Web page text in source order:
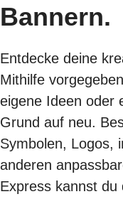
Bannern.
Entdecke deine
Mithilfe
eigene Ideen oder
Grund auf neu.
Symbolen, Logos,
anderen
Express kannst du